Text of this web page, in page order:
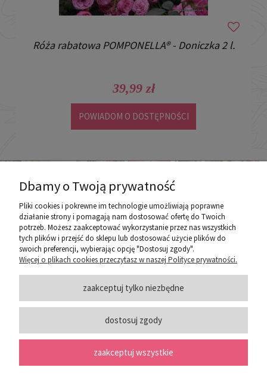
Róża rabatowa POMPONELLA® - Doniczka 2 l.
39,99 zł
POWIADOM O DOSTĘPNOŚCI
poznaj ROZEOGRODOWE.PL
ZASADY SPRZEDAŻY
PORADY
SOCIAL MEDIA
Dbamy o Twoją prywatność
Pliki cookies i pokrewne im technologie umożliwiają poprawne
działanie strony i pomagają nam dostosować ofertę do Twoich
potrzeb. Możesz zaakceptować wykorzystanie przez nas wszystkich
tych plików i przejść do sklepu lub dostosować użycie plików do
swoich preferencji, wybierając opcję "Dostosuj zgody".
Więcej o plikach cookies przeczytasz w naszej Polityce prywatności.
zaakceptuj tylko niezbędne
dostosuj zgody
zaakceptuj wszystkie